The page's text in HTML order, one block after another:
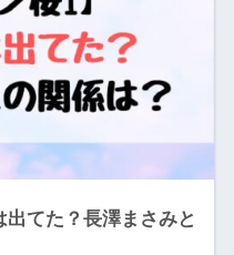
出てた？長澤まさみと